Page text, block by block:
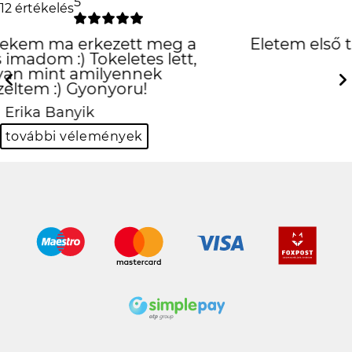
12 értékelés
Életem első tokja, amit igazán
szeretek
Panka Kiss
Previous
további vélemények